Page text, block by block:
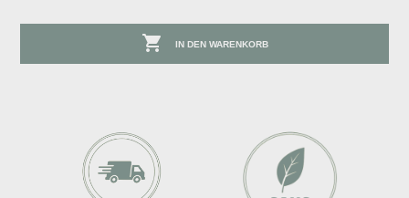
 IN DEN WARENKORB